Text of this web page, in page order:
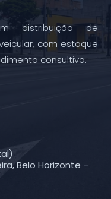
distribuição de
com estoque
consultivo.
Belo Horizonte –